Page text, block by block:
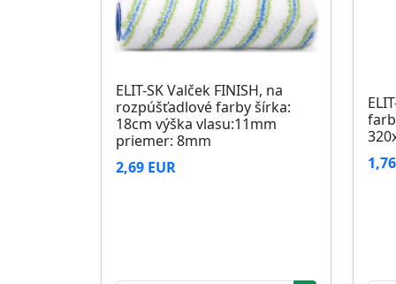
ELIT-SK Valček FINISH, na
rozpúšťadlové farby šírka:
18cm výška vlasu:11mm
priemer: 8mm
2,69 EUR